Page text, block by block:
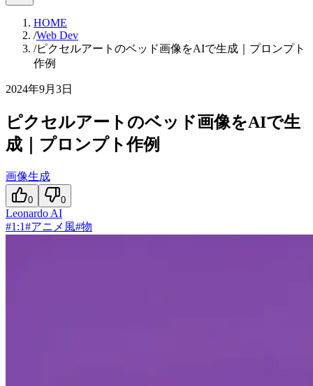
HOME
/Web Dev
/ピクセルアートのベッド画像をAIで生成｜プロンプト
作例
2024年9月3日
ピクセルアートのベッド画像をAIで生
成｜プロンプト作例
画像生成
0 0
Leonardo AI
#1:1#アニメ風#物